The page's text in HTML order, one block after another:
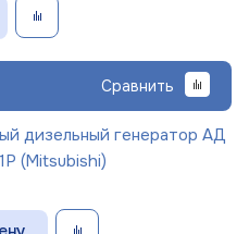
Сравнить
дизельный генератор АД
(Mitsubishi)